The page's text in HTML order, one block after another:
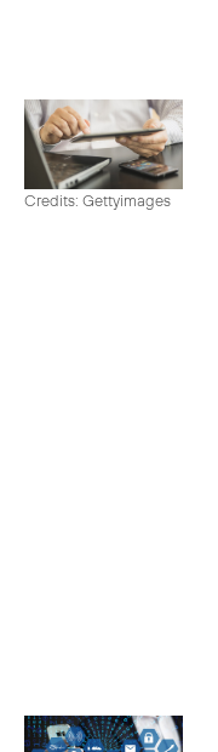
Credits: Gettyimages